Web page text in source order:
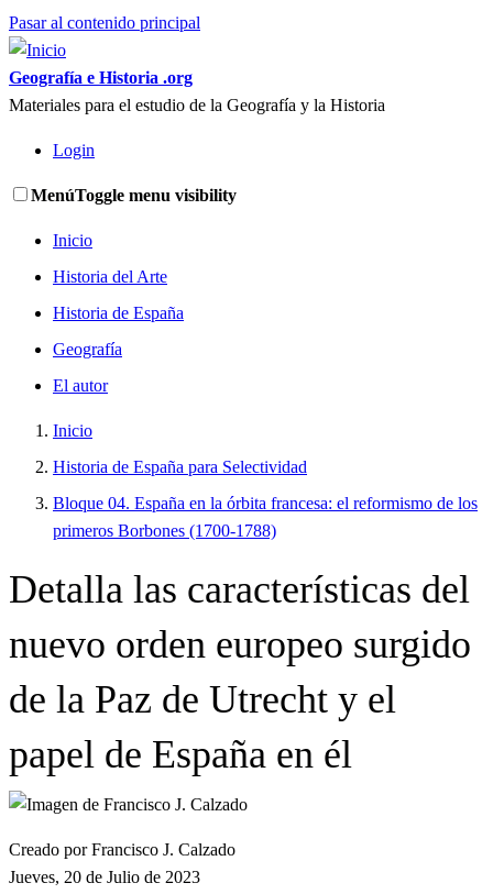
Pasar al contenido principal
Geografía e Historia .org
Materiales para el estudio de la Geografía y la Historia
Login
MenúToggle menu visibility
Inicio
Historia del Arte
Historia de España
Geografía
El autor
Inicio
Historia de España para Selectividad
Bloque 04. España en la órbita francesa: el reformismo de los
primeros Borbones (1700-1788)
Detalla las características del
nuevo orden europeo surgido
de la Paz de Utrecht y el
papel de España en él
Creado por Francisco J. Calzado
Jueves, 20 de Julio de 2023